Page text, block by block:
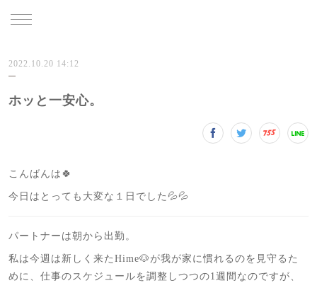
2022.10.20 14:12
ホッと一安心。
こんばんは🍀
今日はとっても大変な１日でした💦💦
パートナーは朝から出勤。
私は今週は新しく来たHime🐶が我が家に慣れるのを見守るた
めに、仕事のスケジュールを調整しつつの1週間なのですが、